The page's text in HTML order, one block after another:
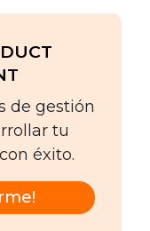
de gestión
tu
éxito.